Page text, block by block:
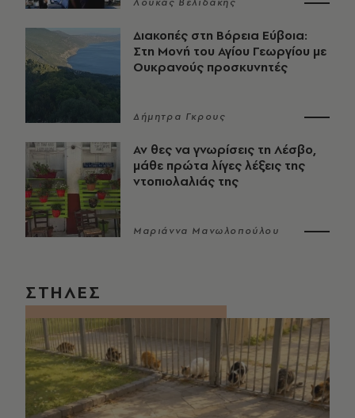
Λουκάς Βελιδάκης
Διακοπές στη Βόρεια Εύβοια:
Στη Μονή του Αγίου Γεωργίου με
Ουκρανούς προσκυνητές
Δήμητρα Γκρους
Αν θες να γνωρίσεις τη Λέσβο,
μάθε πρώτα λίγες λέξεις της
ντοπιολαλιάς της
Μαριάννα Μανωλοπούλου
ΣΤΗΛΕΣ